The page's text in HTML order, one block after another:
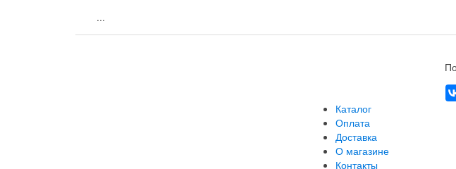
...
Каталог
Оплата
Доставка
О магазине
Контакты